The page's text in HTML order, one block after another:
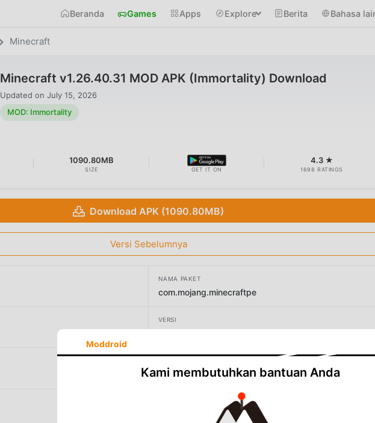
Beranda Games Apps Explore Berita Bahasa
Minecraft
Minecraft v1.26.40.31 MOD APK (Immortality) Download
Updated on July 15, 2026
MOD: Immortality
1090.80MB
SIZE GET IT ON
4.3 ★
1698 RATINGS
Download APK (1090.80MB)
Versi Sebelumnya
NAMA PAKET
com.mojang.minecraftpe
VERSI
Mojang
Moddroid
Kami membutuhkan bantuan Anda